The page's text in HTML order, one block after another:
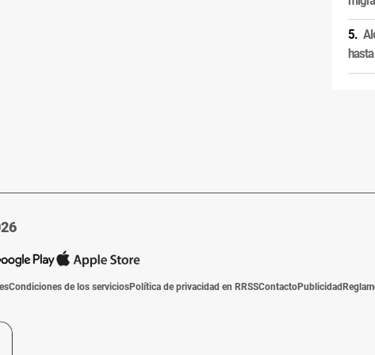
Condiciones de los serviciosPolítica de privacidad en RRSSContactoPublicidad